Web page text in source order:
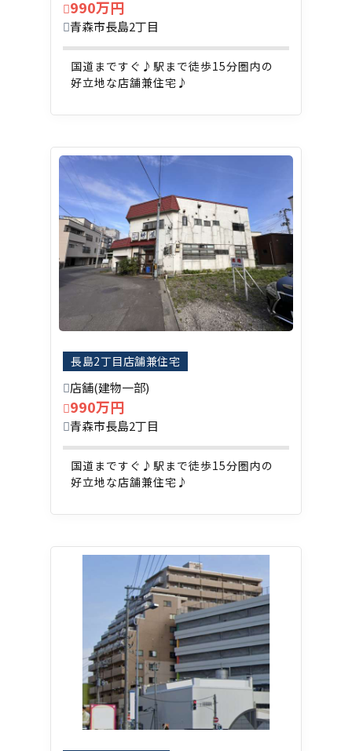
990万円
青森市長島2丁目
国道まですぐ♪駅まで徒歩15分圏内の
好立地な店舗兼住宅♪
長島2丁目店舗兼住宅
店舗(建物一部)
990万円
青森市長島2丁目
国道まですぐ♪駅まで徒歩15分圏内の
好立地な店舗兼住宅♪